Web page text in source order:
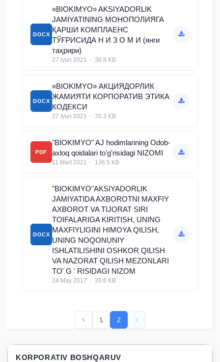
DOCX
«BIOKIMYO» AKSIYADORLIK
JAMIYATINING МОНОПОЛИЯГА
ҚАРШИ КОМПЛАЕНС
ТЎҒРИСИДА Н И З О М И (янги
таҳрири)
27 Iyun 2021 · 38.8 KB
DOCX
«BIOKIMYO» АКЦИЯДОРЛИК
ЖАМИЯТИ КОРПОРАТИВ ЭТИКА
КОДЕКСИ
27 Iyun 2021 · 70.3 KB
PDF
"BIOKIMYO" AJ hodimlarining Odob-
axloq qoidalari to'g'risidagi NIZOMI
11 Mart 2021 · 136.5 KB
DOCX
"BIOKIMYO"AKSIYADORLIK
JAMIYATIDA AXBOROTNI MAXFIY
AXBOROT VA TIJORAT SIRI
TOIFALARIGA KIRITISH, UNING
MAXFIYLIGINI HIMOYA QILISH,
UNING NOQONUNIY
ISHLATILISHINI OSHKOR QILISH
VA NAZORAT QILISH MEZONLARI
TO' G ' RISIDAGI NIZOM
24 May 2017 · 35.6 KB
1 2
KORPORATIV BOSHQARUV